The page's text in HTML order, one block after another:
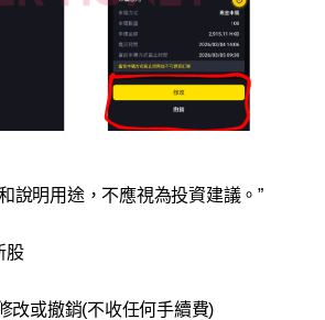
說明用途，不應視為投資建議。”
股
改或撤銷(不收任何手續費)